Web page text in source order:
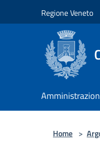
Regione Veneto
Home >